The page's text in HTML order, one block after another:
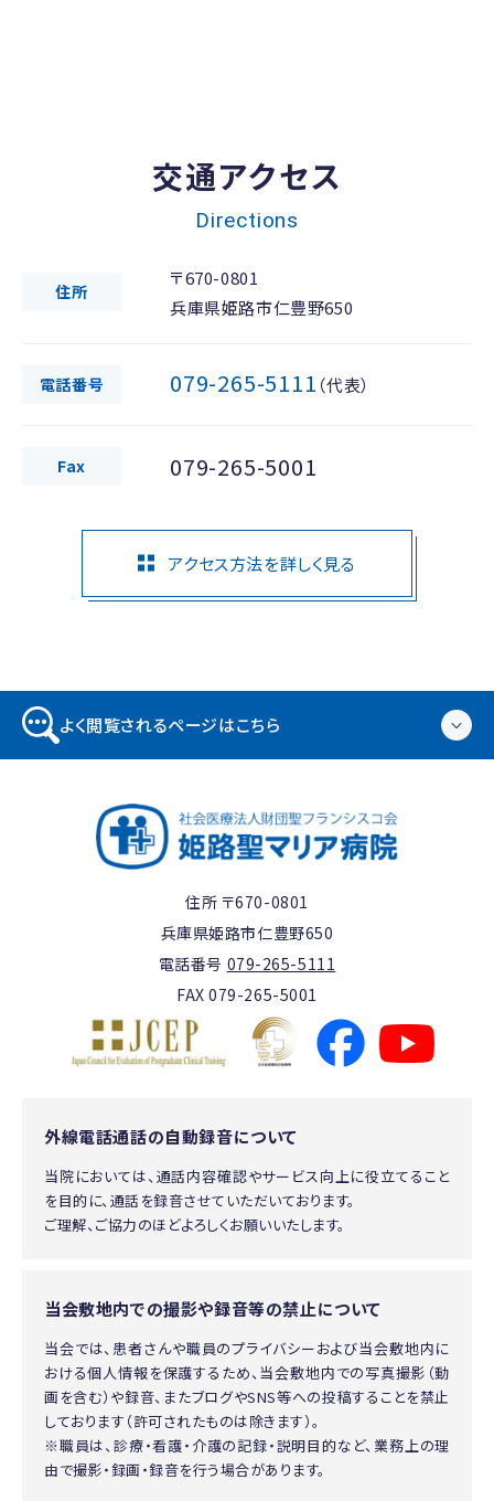
交通アクセス
Directions
住所
〒670-0801
兵庫県姫路市仁豊野650
電話番号 079-265-5111 （代表）
Fax 079-265-5001
アクセス方法を詳しく見る
よく閲覧されるページはこちら
住所 〒670-0801
兵庫県姫路市仁豊野650
電話番号 079-265-5111
FAX 079-265-5001
外線電話通話の自動録音について
当院においては、通話内容確認やサービス向上に役立てること
を目的に、通話を録音させていただいております。
ご理解、ご協力のほどよろしくお願いいたします。
当会敷地内での撮影や録音等の禁止について
当会では、患者さんや職員のプライバシーおよび当会敷地内に
おける個人情報を保護するため、当会敷地内での写真撮影（動
画を含む）や録音、またブログやSNS等への投稿することを禁止
しております（許可されたものは除きます）。
※職員は、診療・看護・介護の記録・説明目的など、業務上の理
由で撮影・録画・録音を行う場合があります。